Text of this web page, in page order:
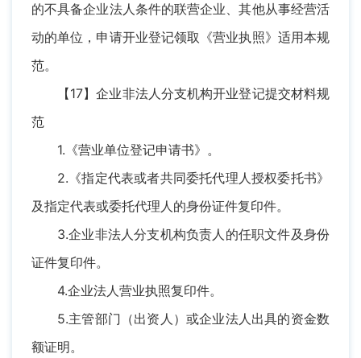
的不具备企业法人条件的联营企业、其他从事经营活
动的单位，申请开业登记领取《营业执照》适用本规
范。
【17】企业非法人分支机构开业登记提交材料规
范
1.《营业单位登记申请书》。
2.《指定代表或者共同委托代理人授权委托书》
及指定代表或委托代理人的身份证件复印件。
3.企业非法人分支机构负责人的任职文件及身份
证件复印件。
4.企业法人营业执照复印件。
5.主管部门（出资人）或企业法人出具的资金数
额证明。